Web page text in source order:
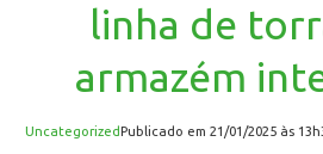
linha de
armazém
Uncategorized publicado em 21/01/2025 às